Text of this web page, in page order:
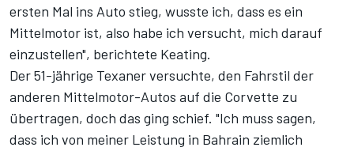
ersten Mal ins Auto stieg, wusste ich, dass es ein
Mittelmotor ist, also habe ich versucht, mich darauf
einzustellen", berichtete Keating.
Der 51-jährige Texaner versuchte, den Fahrstil der
anderen Mittelmotor-Autos auf die Corvette zu
übertragen, doch das ging schief. "Ich muss sagen,
dass ich von meiner Leistung in Bahrain ziemlich